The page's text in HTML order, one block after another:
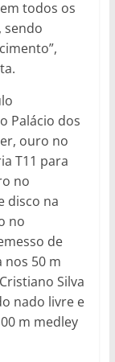
todos os
sendo
Palácio dos
ouro no
T11 para
no
disco na
no
de
nos 50 m
Silva
nado livre e
m medley